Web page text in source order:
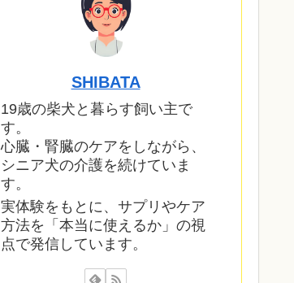
SHIBATA
19歳の柴犬と暮らす飼い主で
す。
心臓・腎臓のケアをしながら、
シニア犬の介護を続けていま
す。
実体験をもとに、サプリやケア
方法を「本当に使えるか」の視
点で発信しています。